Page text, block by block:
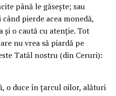
până le găseşte; sau
pierde acea monedă,
şi o caută cu atenţie. Tot
nu vrea să piardă pe
Tatăl nostru (din Ceruri):
o duce în ţarcul oilor, alături